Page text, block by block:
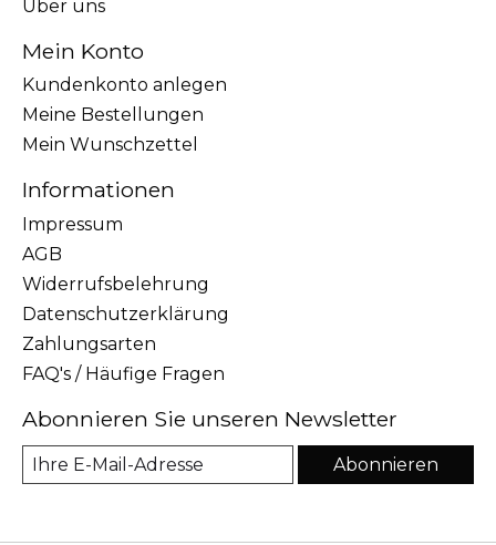
Über uns
Mein Konto
Kundenkonto anlegen
Meine Bestellungen
Mein Wunschzettel
Informationen
Impressum
AGB
Widerrufsbelehrung
Datenschutzerklärung
Zahlungsarten
FAQ's / Häufige Fragen
Abonnieren Sie unseren Newsletter
Abonnieren